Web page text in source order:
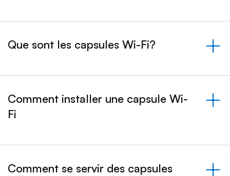
Que sont les capsules Wi-Fi?
&nbsp;- s'est effondré
Comment installer une capsule Wi-
Fi
&nbsp;- s'est effondré
Comment se servir des capsules